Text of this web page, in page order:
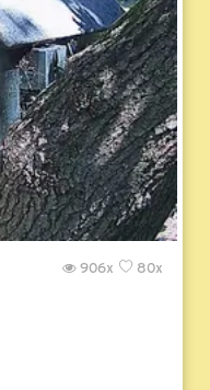
80x
906x